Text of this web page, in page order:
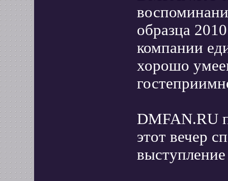
образца
компании
хорошо
DMFAN.RU
этот вечер